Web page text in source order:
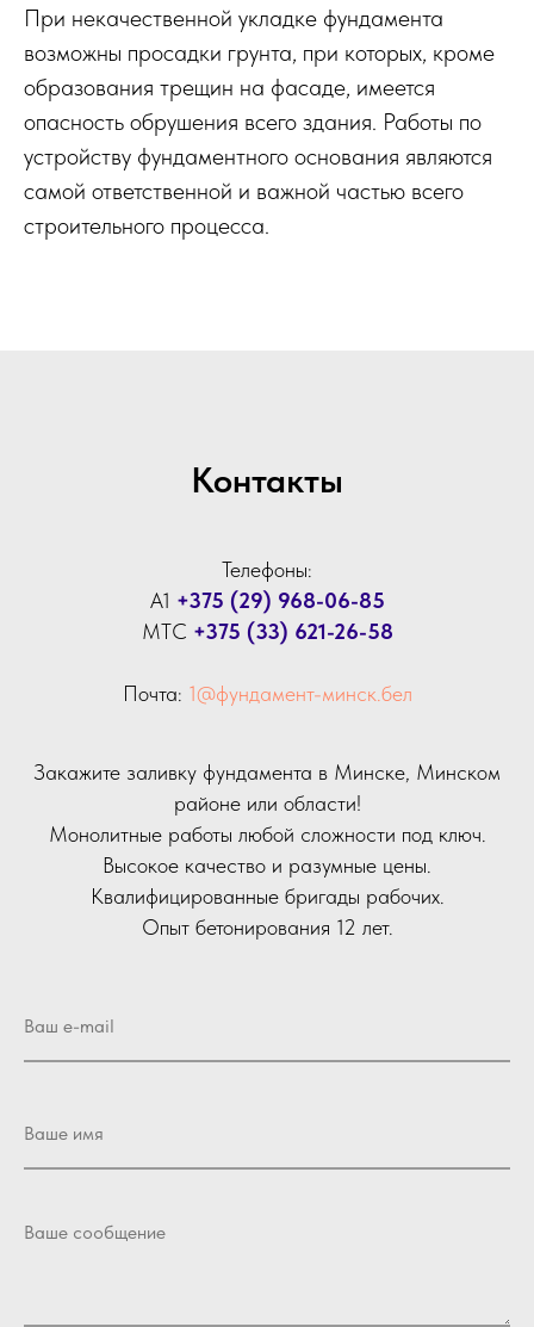
При некачественной укладке фундамента
возможны просадки грунта, при которых, кроме
образования трещин на фасаде, имеется
опасность обрушения всего здания. Работы по
устройству фундаментного основания являются
самой ответственной и важной частью всего
строительного процесса.
Контакты
Телефоны:
А1 +375 (29) 968-06-85
МТС +375 (33) 621-26-58
Почта: 1@фундамент-минск.бел
Закажите заливку фундамента в Минске, Минском
районе или области!
Монолитные работы любой сложности под ключ.
Высокое качество и разумные цены.
Квалифицированные бригады рабочих.
Опыт бетонирования 12 лет.